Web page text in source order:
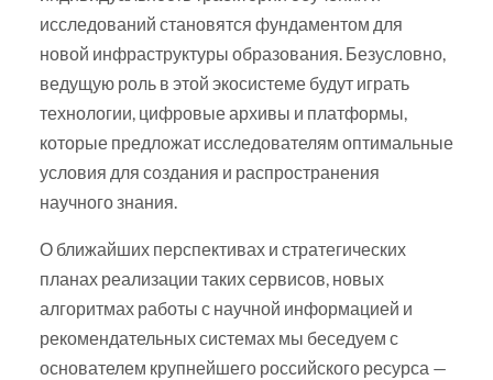
исследований становятся фундаментом для
новой инфраструктуры образования. Безусловно,
ведущую роль в этой экосистеме будут играть
технологии, цифровые архивы и платформы,
которые предложат исследователям оптимальные
условия для создания и распространения
научного знания.
О ближайших перспективах и стратегических
планах реализации таких сервисов, новых
алгоритмах работы с научной информацией и
рекомендательных системах мы беседуем с
основателем крупнейшего российского ресурса —